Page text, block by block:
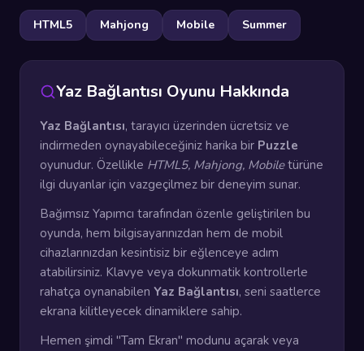
HTML5 Mahjong Mobile Summer
Yaz Bağlantısı Oyunu Hakkında
Yaz Bağlantısı, tarayıcı üzerinden ücretsiz ve
indirmeden oynayabileceğiniz harika bir Puzzle
oyunudur. Özellikle HTML5, Mahjong, Mobiletürüne
ilgi duyanlar için vazgeçilmez bir deneyim sunar.
Bağımsız Yapımcı tarafından özenle geliştirilen bu
oyunda, hem bilgisayarınızdan hem de mobil
cihazlarınızdan kesintisiz bir eğlenceye adım
atabilirsiniz. Klavye veya dokunmatik kontrollerle
rahatça oynanabilen Yaz Bağlantısı, seni saatlerce
ekrana kilitleyecek dinamiklere sahip.
Hemen şimdi "Tam Ekran" modunu açarak veya